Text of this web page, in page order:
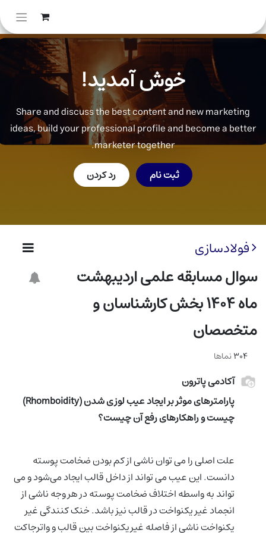
خوش آمدید!
Share and discuss the best content and new marketing
ideas, build your professional profile and become a better
marketer together.
ثبت نام
رد کردن
فولادسازی
سوال مسابقه علمی اردیبهشت
ماه 1404 بخش کارشناسان و
متخصصان
304نماها
آکادمی پاترون
پارامترهای موثر بر ایجاد عیب لوزی شدن (Rhomboidity)
چیست و راهکارهای رفع آن چیست؟
علت اصلی را می توان ناشی از کم بودن ضخامت پوسته
دانست. این عیب می تواند از داخل قالب ایجاد می‌شود و می
تواند به واسطه اختلاف ضخامت پوسته در هر وجه ناشی از
انجماد غیر یکنواخت در قالب نیز باشد. خنک کنندگی غیر
یکنواخت ناشی از فاصله غیریکنواخت بین قالب و واترجاکت